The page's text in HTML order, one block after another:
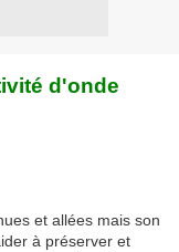
d'onde
et allées mais son
à préserver et